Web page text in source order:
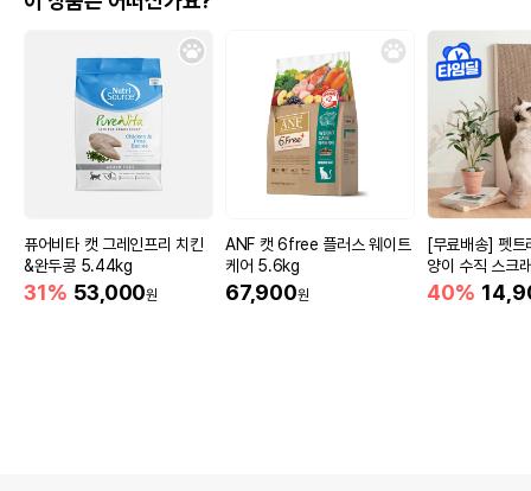
퓨어비타 캣 그레인프리 치킨
&완두콩 5.44kg
31% 53,000원
ANF 캣 6free 플러스 웨이트
케어 5.6kg
67,900원
[무료배송] 펫트
양이 수직 스크
대형
40%